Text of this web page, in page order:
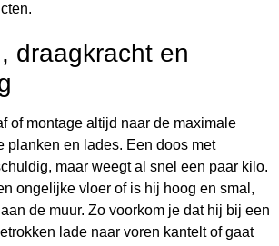
draagkracht en
of montage altijd naar de maximale
planken en lades. Een doos met
maar weegt al snel een paar kilo.
ongelijke vloer of is hij hoog en smal,
de muur. Zo voorkom je dat hij bij een
lade naar voren kantelt of gaat